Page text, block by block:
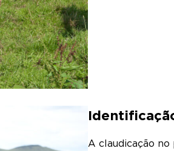
A claudicação